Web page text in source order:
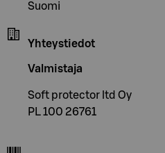
Suomi
Yhteystiedot
Valmistaja
Soft protector ltd Oy
PL 100 26761